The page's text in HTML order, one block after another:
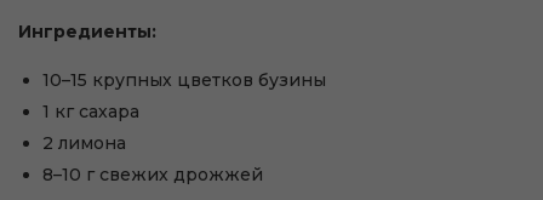
Ингредиенты:
10–15 крупных цветков бузины
1 кг сахара
2 лимона
8–10 г свежих дрожжей